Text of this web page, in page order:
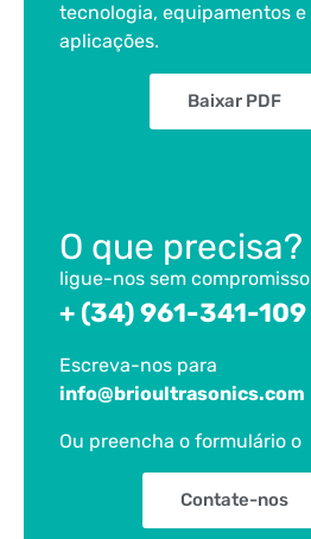
tecnologia, equipamentos e
aplicações.
Baixar PDF
O que precisa?
ligue-nos sem compromisso
+ (34) 961-341-109
Escreva-nos para
info@brioultrasonics.com
Ou preencha o formulário o
Contate-nos